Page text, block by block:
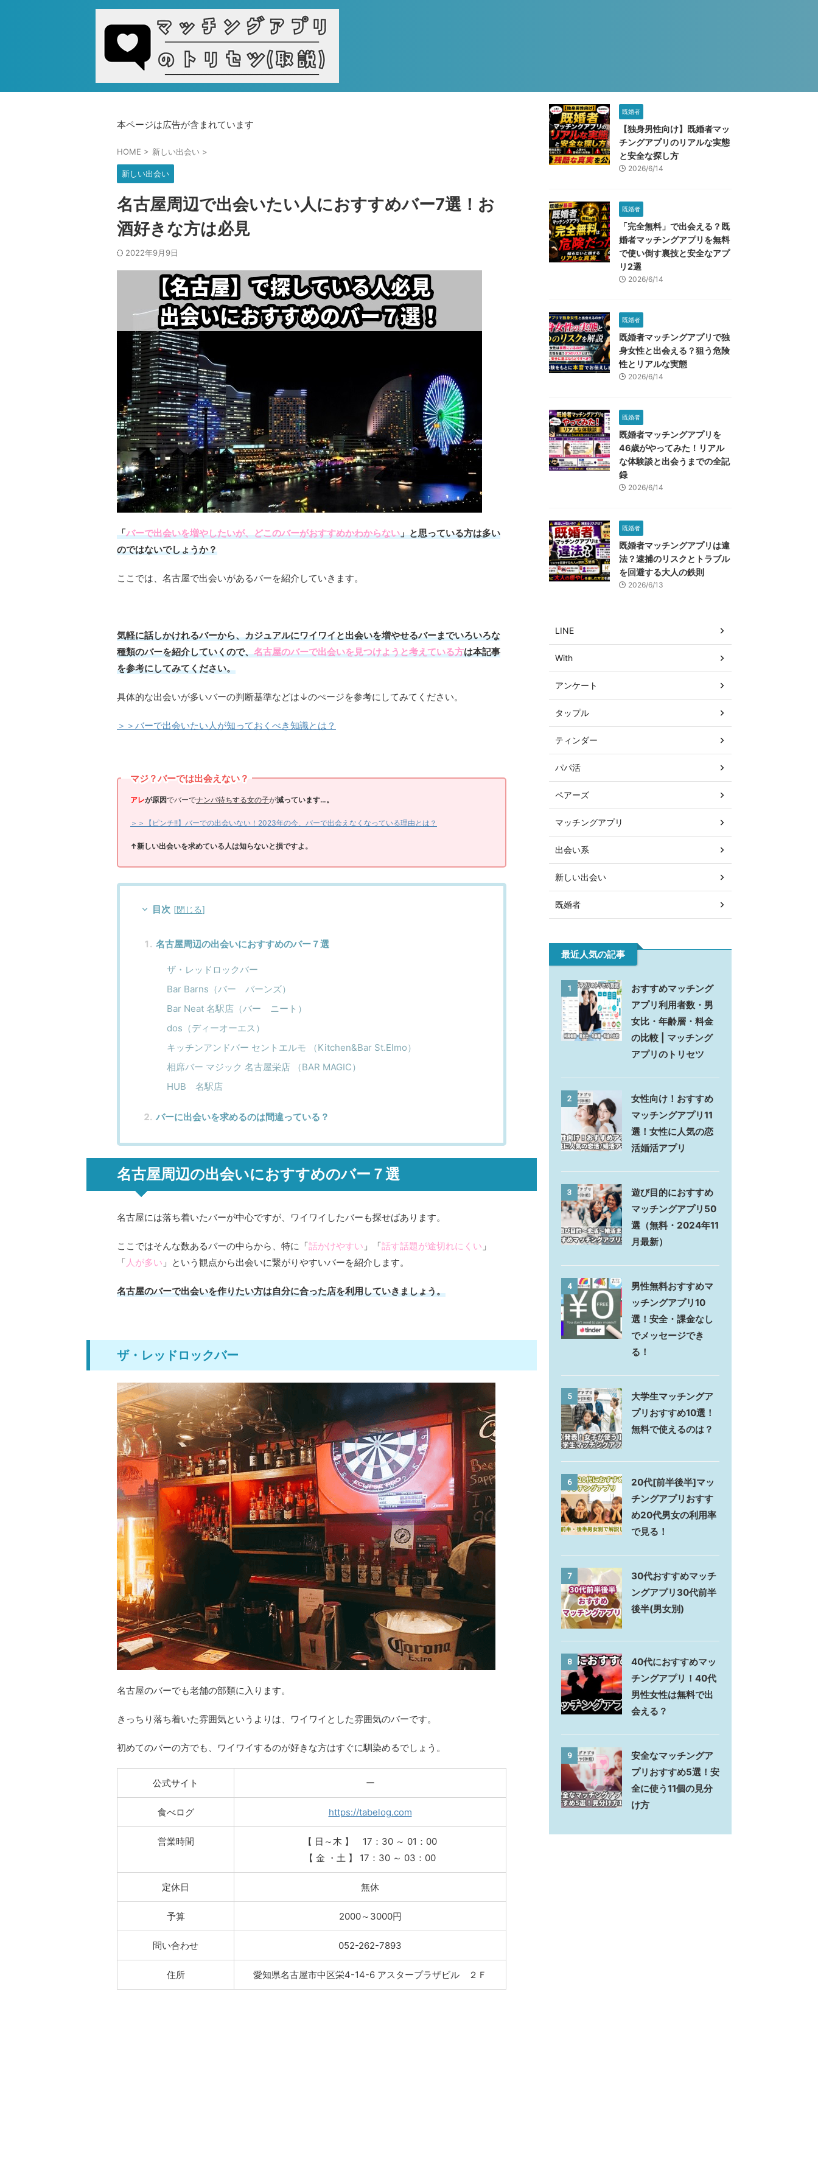
本ページは広告が含まれています
HOME > 新しい出会い >
新しい出会い
名古屋周辺で出会いたい人におすすめバー7選！お
酒好きな方は必見
2022年9月9日
「バーで出会いを増やしたいが、どこのバーがおすすめかわからない」と思っている方は多い
のではないでしょうか？
ここでは、名古屋で出会いがあるバーを紹介していきます。
気軽に話しかけれるバーから、カジュアルにワイワイと出会いを増やせるバーまでいろいろな
種類のバーを紹介していくので、名古屋のバーで出会いを見つけようと考えている方は本記事
を参考にしてみてください。
具体的な出会いが多いバーの判断基準などは↓のぺージを参考にしてみてください。
＞＞バーで出会いたい人が知っておくべき知識とは？
マジ？バーでは出会えない？
アレが原因でバーでナンパ待ちする女の子が減っています…。
＞＞【ピンチ!!】バーでの出会いない！2023年の今、バーで出会えなくなっている理由とは？
↑新しい出会いを求めている人は知らないと損ですよ。
目次 [閉じる]
名古屋周辺の出会いにおすすめのバー７選
ザ・レッドロックバー
Bar Barns（バー バーンズ）
Bar Neat 名駅店（バー ニート）
dos（ディーオーエス）
キッチンアンドバー セントエルモ （Kitchen&Bar St.Elmo）
相席バー マジック 名古屋栄店 （BAR MAGIC）
HUB 名駅店
バーに出会いを求めるのは間違っている？
名古屋周辺の出会いにおすすめのバー７選
名古屋には落ち着いたバーが中心ですが、ワイワイしたバーも探せばあります。
ここではそんな数あるバーの中らから、特に「話かけやすい 」「話す話題が途切れにくい 」
「人が多い 」という観点から出会いに繋がりやすいバーを紹介します。
名古屋のバーで出会いを作りたい方は自分に合った店を利用していきましょう。
ザ・レッドロックバー
名古屋のバーでも老舗の部類に入ります。
きっちり落ち着いた雰囲気というよりは、ワイワイとした雰囲気のバーです。
初めてのバーの方でも、ワイワイするのが好きな方はすぐに馴染めるでしょう。
公式サイト ー
食べログ https://tabelog.com
営業時間
【 日～木 】 17：30 ～ 01：00
【 金 ・土 】 17：30 ～ 03：00
定休日 無休
予算 2000～3000円
問い合わせ 052-262-7893
住所 愛知県名古屋市中区栄4-14-6 アスタープラザビル ２Ｆ
既婚者
【独身男性向け】既婚者マッ
チングアプリのリアルな実態
と安全な探し方
2026/6/14
既婚者
「完全無料」で出会える？既
婚者マッチングアプリを無料
で使い倒す裏技と安全なアプ
リ2選
2026/6/14
既婚者
既婚者マッチングアプリで独
身女性と出会える？狙う危険
性とリアルな実態
2026/6/14
既婚者
既婚者マッチングアプリを
46歳がやってみた！リアル
な体験談と出会うまでの全記
録
2026/6/14
既婚者
既婚者マッチングアプリは違
法？逮捕のリスクとトラブル
を回避する大人の鉄則
2026/6/13
LINE
With
アンケート
タップル
ティンダー
パパ活
ペアーズ
マッチングアプリ
出会い系
新しい出会い
既婚者
最近人気の記事
1
おすすめマッチング
アプリ利用者数・男
女比・年齢層・料金
の比較 | マッチング
アプリのトリセツ
2
女性向け！おすすめ
マッチングアプリ11
選！女性に人気の恋
活婚活アプリ
3
遊び目的におすすめ
マッチングアプリ50
選（無料・2024年11
月最新）
4
男性無料おすすめマ
ッチングアプリ10
選！安全・課金なし
でメッセージでき
る！
5
大学生マッチングア
プリおすすめ10選！
無料で使えるのは？
6
20代[前半後半]マッ
チングアプリおすす
め20代男女の利用率
で見る！
7
30代おすすめマッチ
ングアプリ30代前半
後半(男女別)
8
40代におすすめマッ
チングアプリ！40代
男性女性は無料で出
会える？
9
安全なマッチングア
プリおすすめ5選！安
全に使う11個の見分
け方